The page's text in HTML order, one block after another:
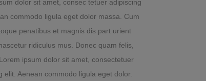
dolor sit amet, consec tetuer adipiscing
commodo ligula eget dolor massa. Cum
penatibus et magnis dis part urient
ridiculus mus. Donec quam felis,
ipsum dolor sit amet, consectetuer
elit. Aenean commodo ligula eget dolor.